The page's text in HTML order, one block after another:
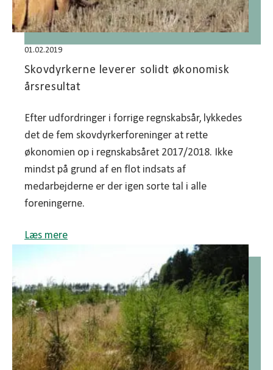
01.02.2019
Skovdyrkerne leverer solidt økonomisk
årsresultat
Efter udfordringer i forrige regnskabsår, lykkedes
det de fem skovdyrkerforeninger at rette
økonomien op i regnskabsåret 2017/2018. Ikke
mindst på grund af en flot indsats af
medarbejderne er der igen sorte tal i alle
foreningerne.
Læs mere